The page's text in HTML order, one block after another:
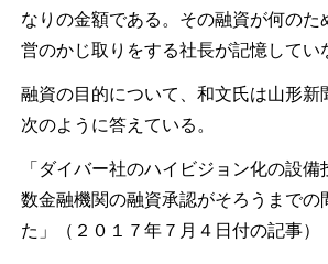
なりの金額である。その融資が何のた
営のかじ取りをする社長が記憶してい
融資の目的について、和文氏は山形新
次のように答えている。
「ダイバー社のハイビジョン化の設
数金融機関の融資承認がそろうまでの
た」（２０１７年７月４日付の記事）